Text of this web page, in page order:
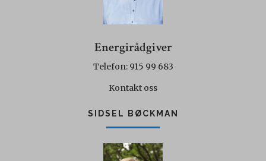
Energirådgiver
Telefon: 915 99 683
Kontakt oss
SIDSEL BØCKMAN